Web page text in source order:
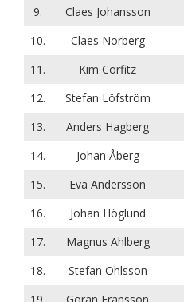
9.
Claes Johansson
10.
Claes Norberg
11.
Kim Corfitz
12.
Stefan Löfström
13.
Anders Hagberg
14.
Johan Åberg
15.
Eva Andersson
16.
Johan Höglund
17.
Magnus Ahlberg
18.
Stefan Ohlsson